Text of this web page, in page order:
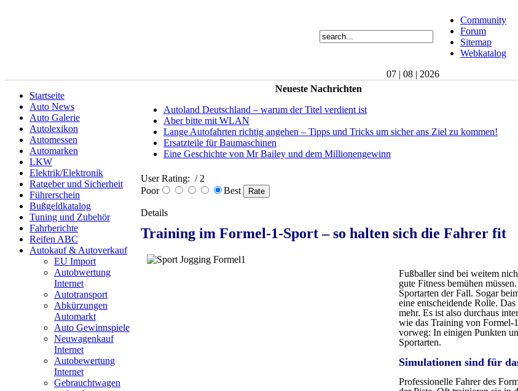
Community
Forum
Sitemap
Webkatalog
07 | 08 | 2026
Startseite
Auto News
Auto Galerie
Autolexikon
Automessen
Automarken
LKW
Elektrik/Elektronik
Ratgeber und Sicherheit
Führerschein
Bußgeldkatalog
Tuning und Zubehör
Fahrberichte
Reifen ABC
Autokauf & Autoverkauf
EU Import
Autobwertung
Internet
Autotransport
Abkürzungen
Automarkt
Auto Gewinnspiele
Neuwagenkauf
Internet
Autobewertung
Internet
Gebrauchtwagen
Neueste Nachrichten
Autoland Deutschland – warum der Titel verdient ist
Aber bitte mit WLAN
Lange Autofahrten richtig angehen – Tipps und Tricks um sicher ans Ziel zu kommen!
Ersatzteile für Baumaschinen
Eine Geschichte von Mr Bailey und dem Millionengewinn
User Rating: / 2
Poor
Best
Details
Training im Formel-1-Sport – so halten sich die Fahrer fit
Fußballer sind bei weitem
gute Fitness bemühen
Sportarten der Fall. Sogar
eine entscheidende Rolle.
mehr. Es ist also durchaus
wie das Training von Formel-
vorweg: In einigen Punkten
Sportarten.
Simulationen sind für
Professionelle Fahrer des